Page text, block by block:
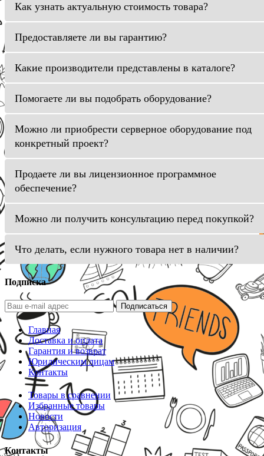
Как узнать актуальную стоимость товара?
Предоставляете ли вы гарантию?
Какие производители представлены в каталоге?
Помогаете ли вы подобрать оборудование?
Можно ли приобрести серверное оборудование под
конкретный проект?
Продаете ли вы лицензионное программное
обеспечение?
Можно ли получить консультацию перед покупкой?
Что делать, если нужного товара нет в наличии?
Подписка
Подписаться
Главная
Доставка и оплата
Гарантия и возврат
Юридическим лицам
Контакты
Товары в сравнении
Избранные товары
Новости
Авторизация
Контакты